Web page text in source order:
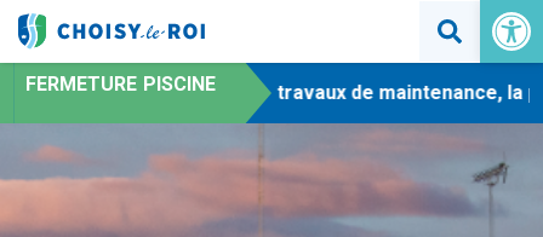
Ouvrir
FERMETURE PISCINE
-En raison de travaux de maintenance, la